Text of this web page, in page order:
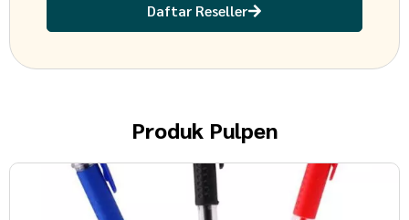
Daftar Reseller
Produk Pulpen